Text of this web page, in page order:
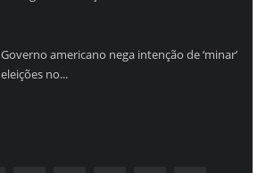
Governo americano nega intenção de ‘minar’
eleições no...